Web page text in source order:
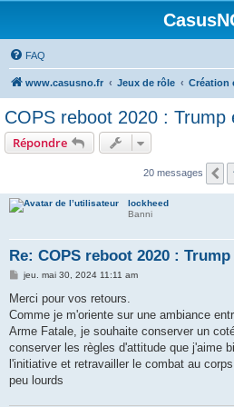
FAQ
www.casusno.fr Jeux de rôle Création
COPS reboot 2020 : Trump
Répondre
20 messages
lockheed
Banni
Re: COPS reboot 2020 :
M
s
a
g
jeu. mai 30, 2024 11:11 am
Merci pour vos retours.
Comme je m'oriente sur une ambiance
Arme Fatale, je souhaite conserver un
conserver les règles d'attitude que j'aime
l'initiative et retravailler le combat au
peu lourds